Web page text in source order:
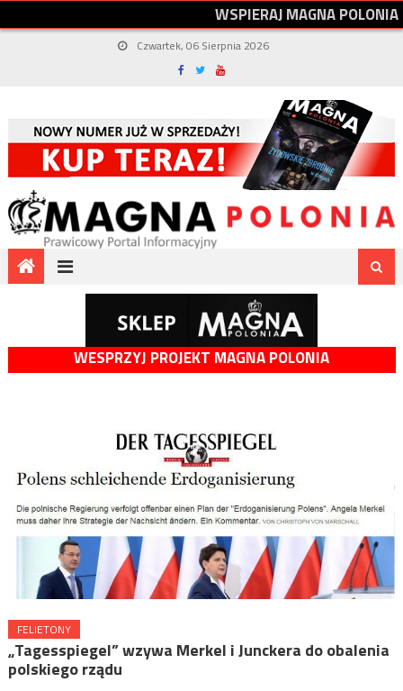
WSPIERAJMAGNAPOLONIA
Czwartek, 06 Sierpnia 2026
WESPRZYJ PROJEKT MAGNA POLONIA
FELIETONY
„Tagesspiegel” wzywa Merkel i Junckera do obalenia
polskiego rządu